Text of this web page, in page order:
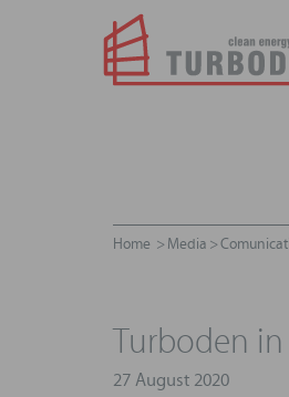
Home Media
Turboden
27 August 2020